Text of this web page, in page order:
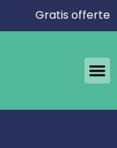
Gratis offerte